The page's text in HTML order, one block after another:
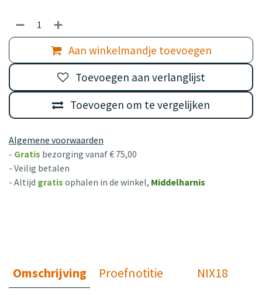
Aan winkelmandje toevoegen
Toevoegen om te vergelijken
Toevoegen aan verlanglijst
Algemene voorwaarden
- Gratis bezorging vanaf € 75,00
- Veilig betalen
- Altijd gratis ophalen in de winkel, Middelharnis
Omschrijving Proefnotitie NIX18